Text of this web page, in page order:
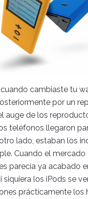
cambiaste tu
por un
auge de los
teléfonos llegaron
lado, estaban los
Cuando el mercado
parecía ya acabado
siquiera los iPods se
prácticamente los